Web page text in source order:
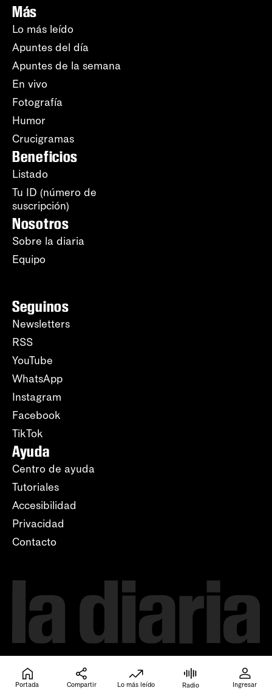
Más
Lo más leído
Apuntes del día
Apuntes de la semana
En vivo
Fotografía
Humor
Crucigramas
Beneficios
Listado
Tu ID (número de
suscripción)
Nosotros
Sobre la diaria
Equipo
Seguinos
Newsletters
RSS
YouTube
WhatsApp
Instagram
Facebook
TikTok
Ayuda
Centro de ayuda
Tutoriales
Accesibilidad
Privacidad
Contacto
Portada Compartir Lo más leído Radio Ingresar